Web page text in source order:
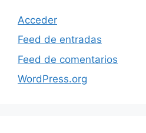
Acceder
Feed de entradas
Feed de comentarios
WordPress.org